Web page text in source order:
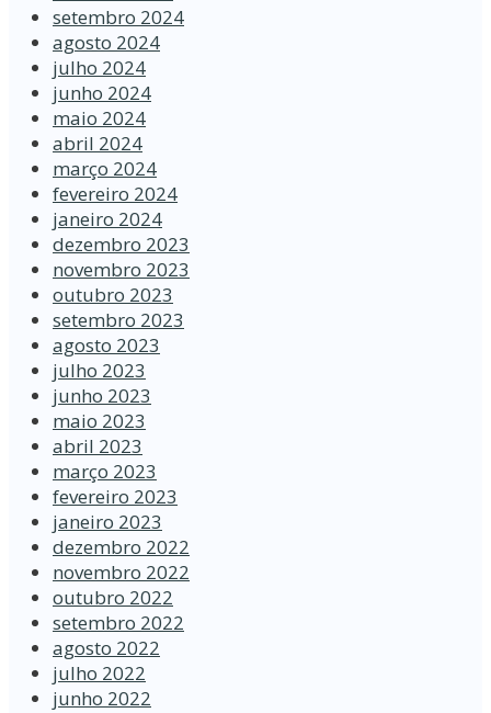
setembro 2024
agosto 2024
julho 2024
junho 2024
maio 2024
abril 2024
março 2024
fevereiro 2024
janeiro 2024
dezembro 2023
novembro 2023
outubro 2023
setembro 2023
agosto 2023
julho 2023
junho 2023
maio 2023
abril 2023
março 2023
fevereiro 2023
janeiro 2023
dezembro 2022
novembro 2022
outubro 2022
setembro 2022
agosto 2022
julho 2022
junho 2022